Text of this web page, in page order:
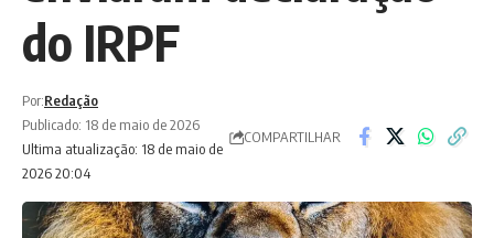
do IRPF
Ultima atualização: 18 de maio de
2026 20:04
Por:Redação
Publicado: 18 de maio de 2026
COMPARTILHAR